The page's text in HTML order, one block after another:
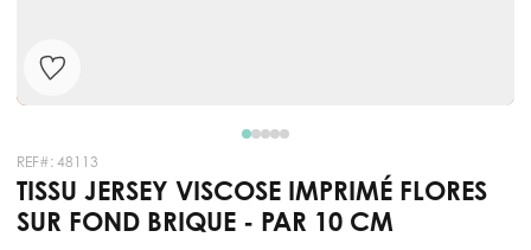
REF#: 48113
TISSU JERSEY VISCOSE IMPRIMÉ FLORES
SUR FOND BRIQUE - PAR 10 CM